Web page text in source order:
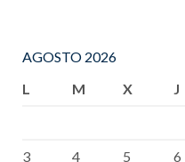
AGOSTO 2026
L
M X J
3
4 5 6